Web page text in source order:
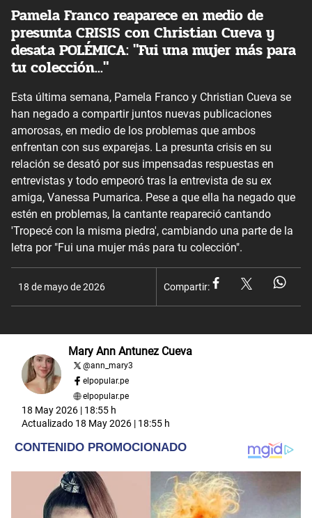
Pamela Franco reaparece en medio de
presunta CRISIS con Christian Cueva y
desata POLÉMICA: "Fui una mujer más para
tu colección..."
Esta última semana, Pamela Franco y Christian Cueva se
han negado a compartir juntos nuevas publicaciones
amorosas, en medio de los problemas que ambos
enfrentan con sus exparejas. La presunta crisis en su
relación se desató por sus impensadas respuestas en
entrevistas y todo empeoró tras la entrevista de su ex
amiga, Vanessa Pumarica. Pese a que ella ha negado que
estén en problemas, la cantante reapareció cantando
'Tropecé con la misma piedra', cambiando una parte de la
letra por "Fui una mujer más para tu colección".
18 de mayo de 2026 Compartir:
Mary Ann Antunez Cueva
@ann_mary3
elpopular.pe
elpopular.pe
18 May 2026 | 18:55 h
Actualizado 18 May 2026 | 18:55 h